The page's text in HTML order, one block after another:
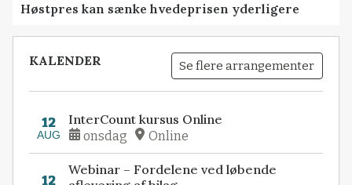
Høstpres kan sænke hvedeprisen yderligere
KALENDER Se flere arrangementer
12
AUG
InterCount kursus Online
onsdag Online
12
Webinar – Fordelene ved løbende